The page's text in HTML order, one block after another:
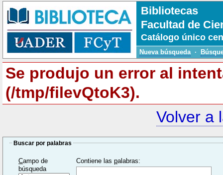
Bibliotecas
Facultad de
Catálogo único
Nueva búsqueda ·
Se produjo un error al
(/tmp/filevQtoK3).
Volver a
Buscar por palabras
Campo de
búsqueda
Contiene laspalabras: